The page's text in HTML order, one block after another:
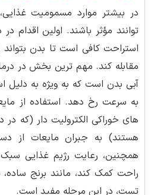
در بیشتر موارد مسمومیت
توانند مؤثر باشند. اولین اقدام
استراحت کافی است تا بدن
مقابله کند. مهم ترین بخش در
آبی بدن است که به ویژه به دلیل
به سرعت رخ دهد. استفاده از
های خوراکی الکترولیت دار (که در
هستند) به جبران مایعات از
همچنین، رعایت رژیم غذایی
راحت کمک کند، مانند برنج
تست، در این مرحله مفید است.